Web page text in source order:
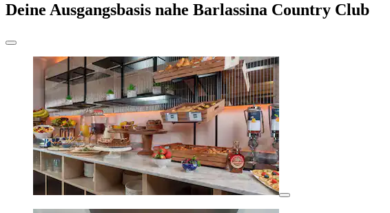
Deine Ausgangsbasis nahe Barlassina Country Club